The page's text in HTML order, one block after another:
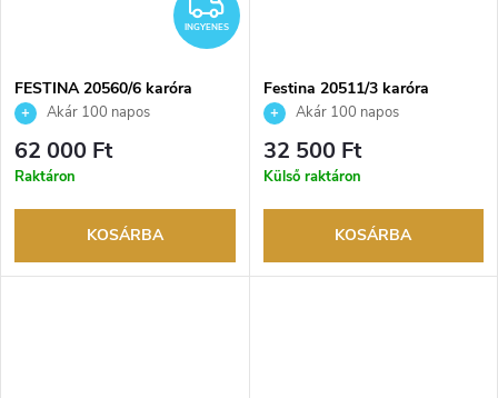
INGYENES
FESTINA 20560/6 karóra
Akár 100 napos
visszaküldési lehetőség. Hivatalos
márkakereskedő.
62 000 Ft
Raktáron
KOSÁRBA
Festina 20511/3 karóra
Akár 100 napos
visszaküldési lehetőség. Hivatalos
márkakereskedő.
32 500 Ft
Külső raktáron
KOSÁRBA